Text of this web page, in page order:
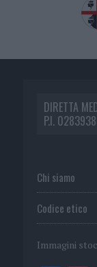
DIRETTA
P.I.
Chi siamo
Codice etico
Immagini